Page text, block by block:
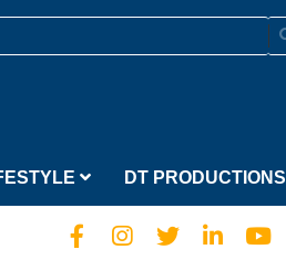
DT PRODUCTIONS